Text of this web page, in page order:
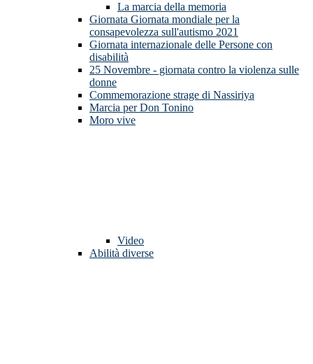
La marcia della memoria
Giornata Giornata mondiale per la
consapevolezza sull'autismo 2021
Giornata internazionale delle Persone con
disabilità
25 Novembre - giornata contro la violenza sulle
donne
Commemorazione strage di Nassiriya
Marcia per Don Tonino
Moro vive
Video
Abilità diverse